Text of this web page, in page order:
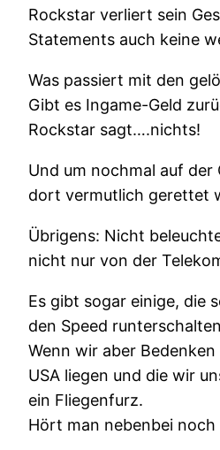
Rockstar verliert sein
Statements auch keine
Was passiert mit den
Gibt es Ingame-Geld
Rockstar sagt….nichts!
Und um nochmal auf
dort vermutlich gerettet
Übrigens: Nicht
nicht nur von der
Es gibt sogar einige, die
den Speed
Wenn wir aber
USA liegen und die wir
ein Fliegenfurz.
Hört man nebenbei